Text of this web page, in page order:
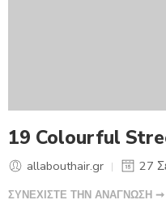
19 Colourful
allabouthair.gr 27
ΣΥΝΕΧΙΣΤΕ ΤΗΝ ΑΝΑΓΝΩΣΗ ➞